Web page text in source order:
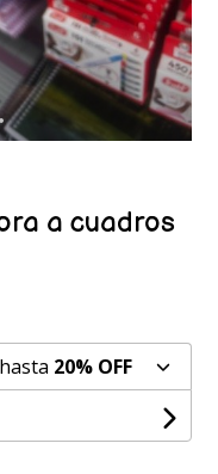
a cuadros
20% OFF